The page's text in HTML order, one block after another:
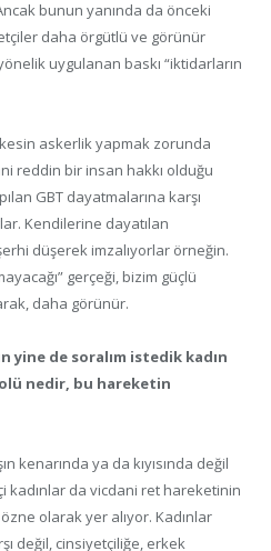
bunun yanında da önceki
daha örgütlü ve görünür
uygulanan baskı “iktidarların
askerlik yapmak zorunda
reddin bir insan hakkı olduğu
GBT dayatmalarına karşı
Kendilerine dayatılan
düşerek imzalıyorlar örneğin.
gerçeği, bizim güçlü
daha görünür.
yine de soralım istedik kadın
nedir, bu hareketin
kenarında ya da kıyısında değil
kadınlar da vicdani ret hareketinin
olarak yer alıyor. Kadınlar
değil, cinsiyetçiliğe, erkek